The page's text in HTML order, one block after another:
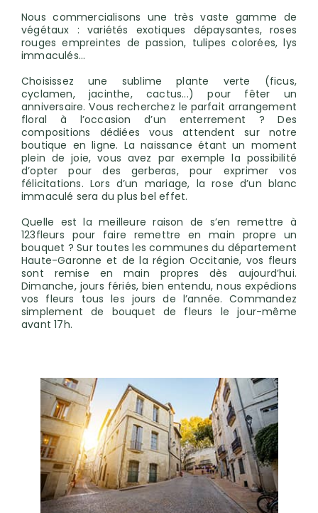
Nous commercialisons une très vaste gamme de
végétaux : variétés exotiques dépaysantes, roses
rouges empreintes de passion, tulipes colorées, lys
immaculés...
Choisissez une sublime plante verte (ficus,
cyclamen, jacinthe, cactus...) pour fêter un
anniversaire. Vous recherchez le parfait arrangement
floral à l’occasion d’un enterrement ? Des
compositions dédiées vous attendent sur notre
boutique en ligne. La naissance étant un moment
plein de joie, vous avez par exemple la possibilité
d’opter pour des gerberas, pour exprimer vos
félicitations. Lors d’un mariage, la rose d’un blanc
immaculé sera du plus bel effet.
Quelle est la meilleure raison de s’en remettre à
123fleurs pour faire remettre en main propre un
bouquet ? Sur toutes les communes du département
Haute-Garonne et de la région Occitanie, vos fleurs
sont remise en main propres dès aujourd’hui.
Dimanche, jours fériés, bien entendu, nous expédions
vos fleurs tous les jours de l’année. Commandez
simplement de bouquet de fleurs le jour-même
avant 17h.